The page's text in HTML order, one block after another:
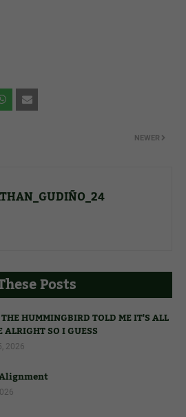
NEWER
Posts
HUMMINGBIRD TOLD ME IT'S ALL
ALRIGHT SO I GUESS
2026